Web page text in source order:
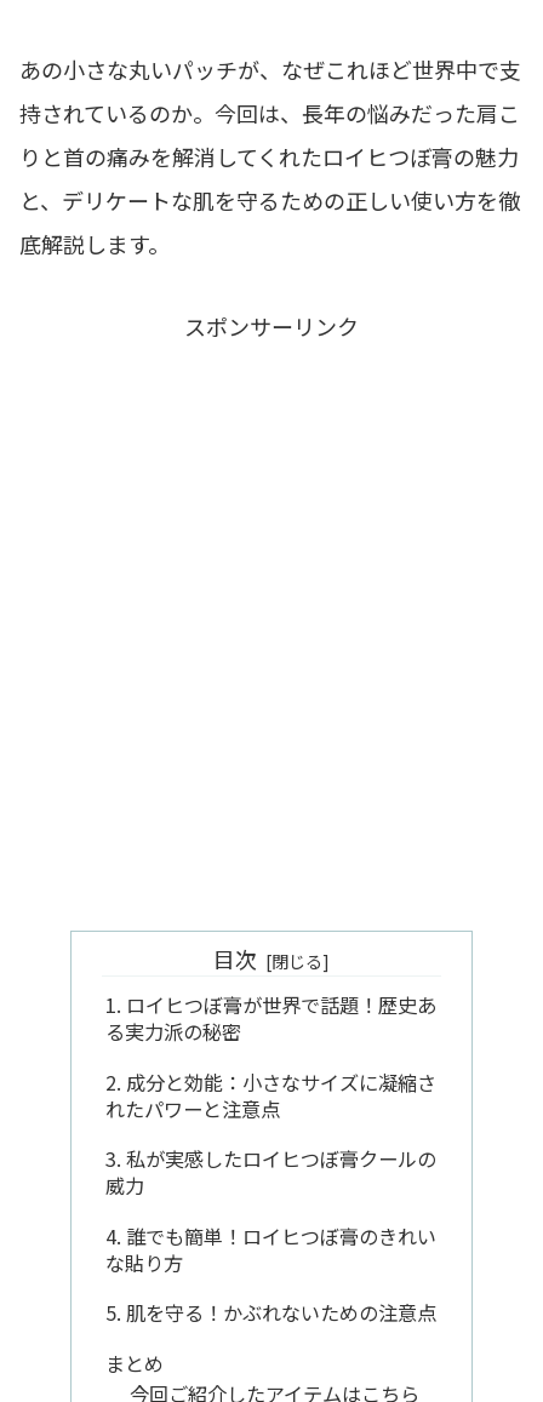
あの小さな丸いパッチが、なぜこれほど世界中で支
持されているのか。今回は、長年の悩みだった肩こ
りと首の痛みを解消してくれたロイヒつぼ膏の魅力
と、デリケートな肌を守るための正しい使い方を徹
底解説します。
スポンサーリンク
目次
1. ロイヒつぼ膏が世界で話題！歴史あ
る実力派の秘密
2. 成分と効能：小さなサイズに凝縮さ
れたパワーと注意点
3. 私が実感したロイヒつぼ膏クールの
威力
4. 誰でも簡単！ロイヒつぼ膏のきれい
な貼り方
5. 肌を守る！かぶれないための注意点
まとめ
今回ご紹介したアイテムはこちら